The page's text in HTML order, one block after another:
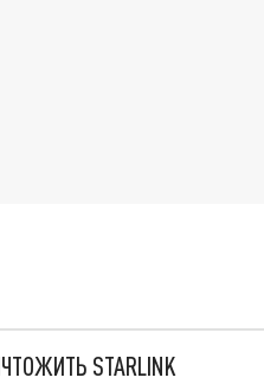
STARLINK